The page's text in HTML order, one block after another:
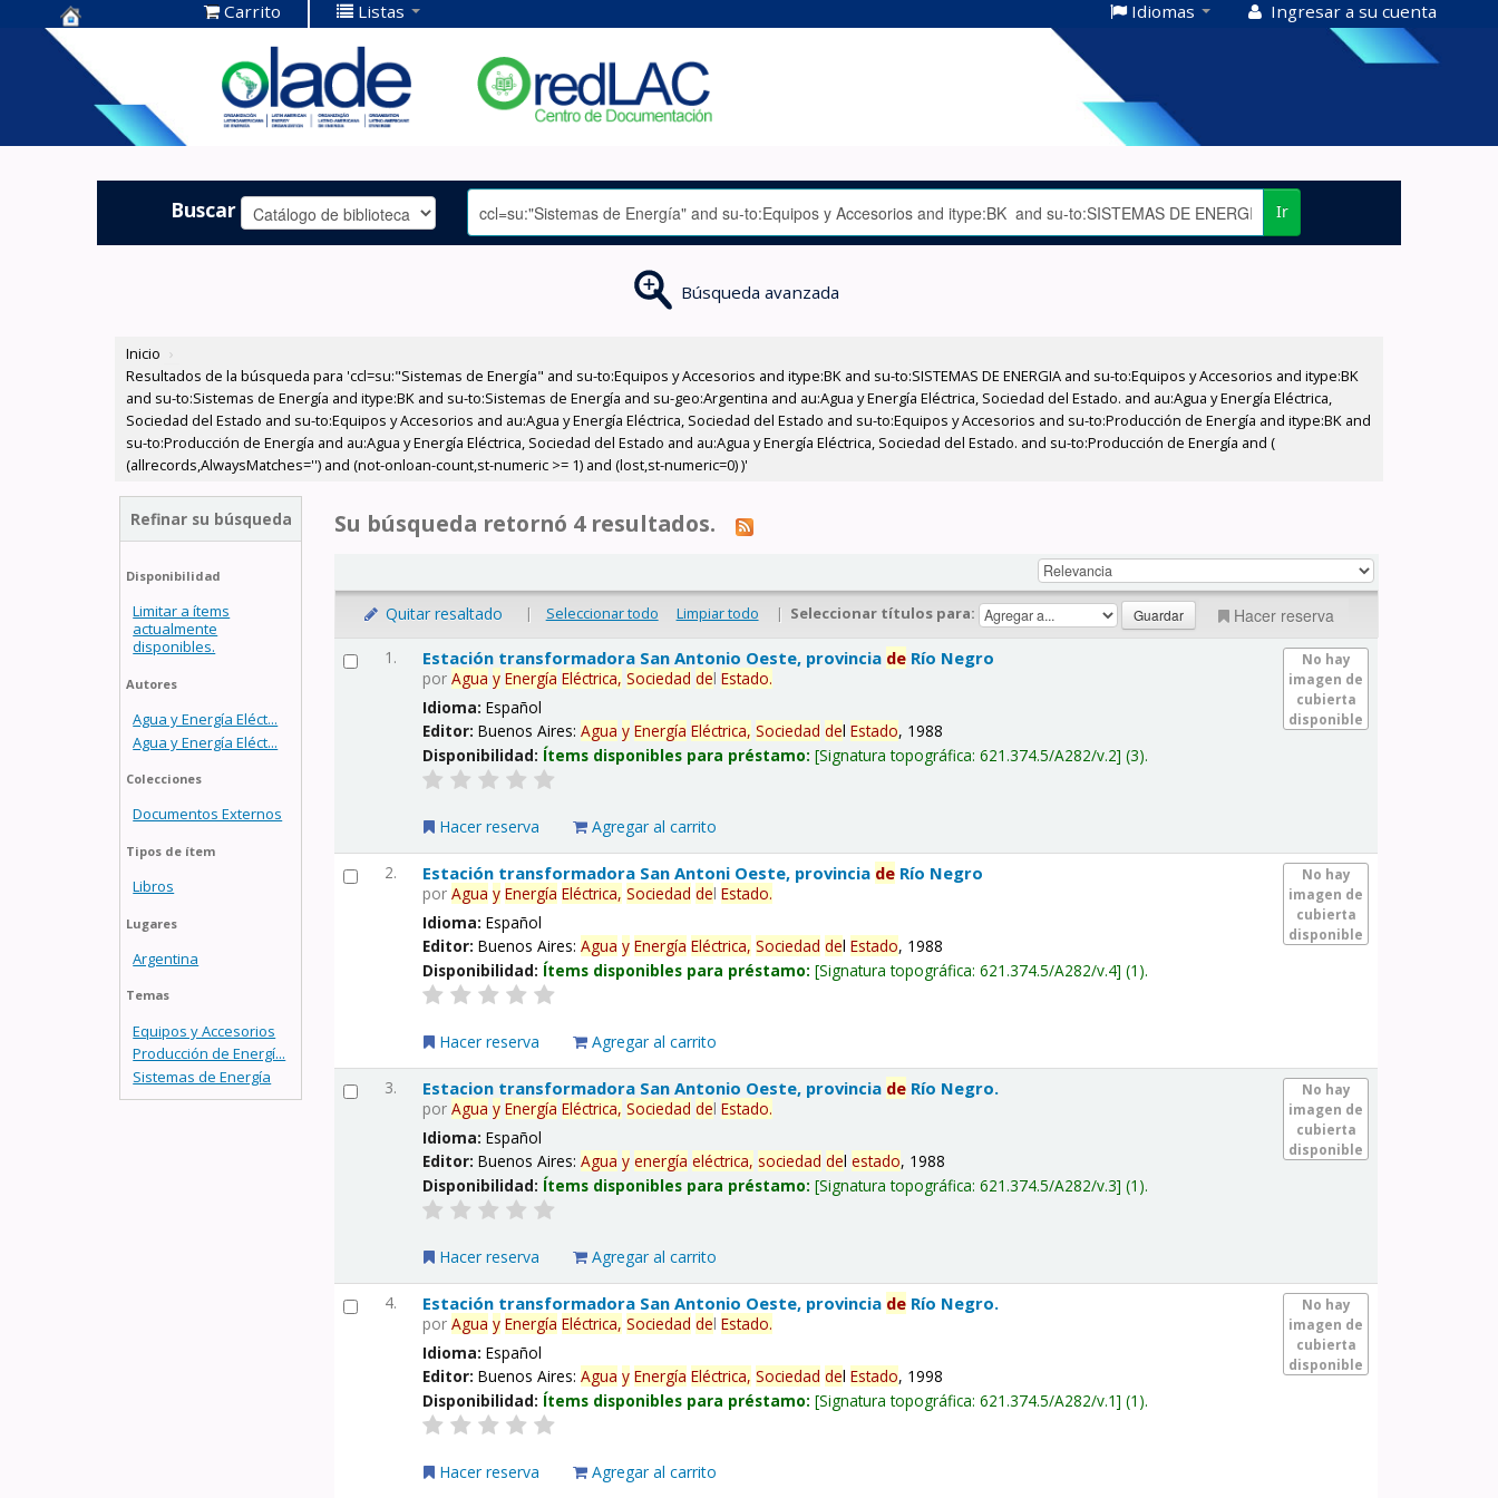
Centro de
Documentación
OLADE -
Carrito Listas Idiomas Ingresar a su cuenta
Buscar Ir
Búsqueda avanzada
Inicio ›
Resultados de la búsqueda para 'ccl=su:"Sistemas de Energía" and su-to:Equipos y Accesorios and itype:BK and su-to:SISTEMAS DE ENERGIA and su-to:Equipos y Accesorios and itype:BK
and su-to:Sistemas de Energía and itype:BK and su-to:Sistemas de Energía and su-geo:Argentina and au:Agua y Energía Eléctrica, Sociedad del Estado. and au:Agua y Energía Eléctrica,
Sociedad del Estado and su-to:Equipos y Accesorios and au:Agua y Energía Eléctrica, Sociedad del Estado and su-to:Equipos y Accesorios and su-to:Producción de Energía and itype:BK and
su-to:Producción de Energía and au:Agua y Energía Eléctrica, Sociedad del Estado and au:Agua y Energía Eléctrica, Sociedad del Estado. and su-to:Producción de Energía and (
(allrecords,AlwaysMatches='') and (not-onloan-count,st-numeric >= 1) and (lost,st-numeric=0) )'
Refinar su búsqueda
Disponibilidad
Limitar a ítems
actualmente
disponibles.
Autores
Agua y Energía Eléct...
Agua y Energía Eléct...
Colecciones
Documentos Externos
Tipos de ítem
Libros
Lugares
Argentina
Temas
Equipos y Accesorios
Producción de Energí...
Sistemas de Energía
Su búsqueda retornó 4 resultados.
Quitar resaltado | Seleccionar todo Limpiar todo | Seleccionar títulos para: Hacer reserva
1.
No hay
imagen de
cubierta
disponible
Estación transformadora San Antonio Oeste, provincia de Río Negro
porAgua y Energía Eléctrica, Sociedad delEstado.
Idioma:Español
Editor:Buenos Aires:Agua y Energía Eléctrica, Sociedad delEstado, 1988
Disponibilidad: Ítems disponibles para préstamo: Signatura topográfica:621.374.5/A282/v.2 (3).
Hacer reserva Agregar al carrito
2.
No hay
imagen de
cubierta
disponible
Estación transformadora San Antoni Oeste, provincia de Río Negro
porAgua y Energía Eléctrica, Sociedad delEstado.
Idioma:Español
Editor:Buenos Aires:Agua y Energía Eléctrica, Sociedad delEstado, 1988
Disponibilidad: Ítems disponibles para préstamo: Signatura topográfica:621.374.5/A282/v.4 (1).
Hacer reserva Agregar al carrito
3.
No hay
imagen de
cubierta
disponible
Estacion transformadora San Antonio Oeste, provincia de Río Negro.
porAgua y Energía Eléctrica, Sociedad delEstado.
Idioma:Español
Editor:Buenos Aires:Agua y energía eléctrica, sociedad delestado, 1988
Disponibilidad: Ítems disponibles para préstamo: Signatura topográfica:621.374.5/A282/v.3 (1).
Hacer reserva Agregar al carrito
4.
No hay
imagen de
cubierta
disponible
Estación transformadora San Antonio Oeste, provincia de Río Negro.
porAgua y Energía Eléctrica, Sociedad delEstado.
Idioma:Español
Editor:Buenos Aires:Agua y Energía Eléctrica, Sociedad delEstado, 1998
Disponibilidad: Ítems disponibles para préstamo: Signatura topográfica:621.374.5/A282/v.1 (1).
Hacer reserva Agregar al carrito